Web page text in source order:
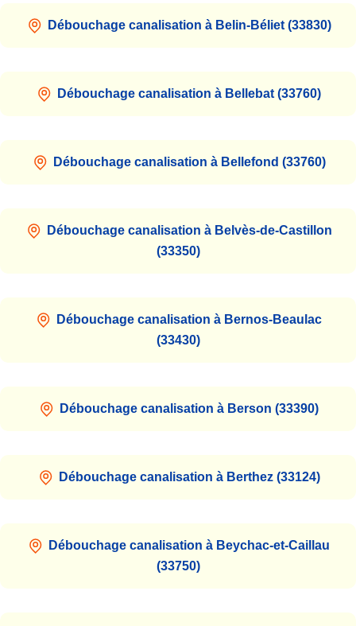
Débouchage canalisation à Belin-Béliet (33830)
Débouchage canalisation à Bellebat (33760)
Débouchage canalisation à Bellefond (33760)
Débouchage canalisation à Belvès-de-Castillon
(33350)
Débouchage canalisation à Bernos-Beaulac
(33430)
Débouchage canalisation à Berson (33390)
Débouchage canalisation à Berthez (33124)
Débouchage canalisation à Beychac-et-Caillau
(33750)